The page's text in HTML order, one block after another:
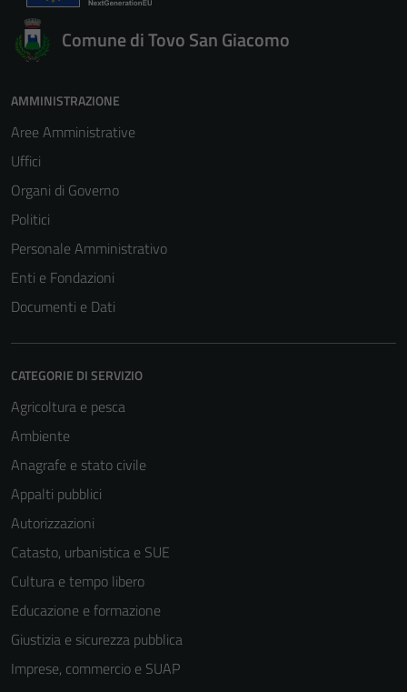
Comune di Tovo San Giacomo
AMMINISTRAZIONE
Aree Amministrative
Uffici
Organi di Governo
Politici
Personale Amministrativo
Enti e Fondazioni
Documenti e Dati
CATEGORIE DI SERVIZIO
Agricoltura e pesca
Ambiente
Anagrafe e stato civile
Appalti pubblici
Autorizzazioni
Catasto, urbanistica e SUE
Cultura e tempo libero
Educazione e formazione
Giustizia e sicurezza pubblica
Imprese, commercio e SUAP